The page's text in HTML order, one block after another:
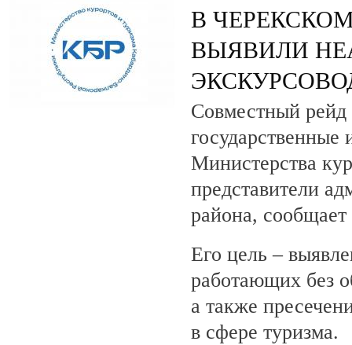
В
ВЫЯВИЛИ
Совместный рейд
государственные
Министерства
представители
района,
Его цель –
работающих без
а также
в сфере туризма.